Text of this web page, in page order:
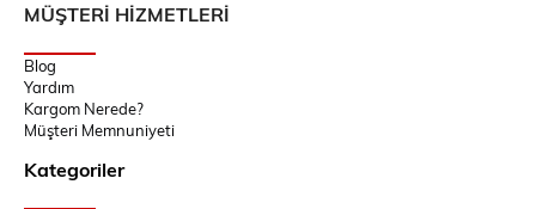
MÜŞTERİ HİZMETLERİ
Blog
Yardım
Kargom Nerede?
Müşteri Memnuniyeti
Kategoriler